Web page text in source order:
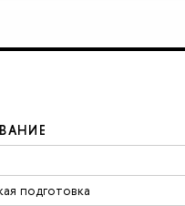
подготовка